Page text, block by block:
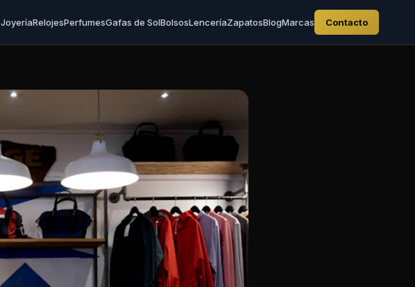
JoyeríaRelojesPerfumesGafas de SolBolsosLenceríaZapatosBlogMarcas Contacto